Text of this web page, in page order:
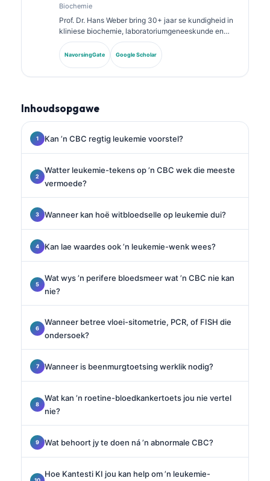
Biochemie
Prof. Dr. Hans Weber bring 30+ jaar se kundigheid in
kliniese biochemie, laboratoriumgeneeskunde en
biomarker-navorsing. Voormalige President van die
Duitse Vereniging vir Kliniese Chemie, spesialiseer hy
in diagnostiese paneelanalise, biomarker-
NavorsingGate Google Scholar
Inhoudsopgawe
Kan ’n CBC regtig leukemie voorstel?
Watter leukemie-tekens op ’n CBC wek die meeste
vermoede?
Wanneer kan hoë witbloedselle op leukemie dui?
Kan lae waardes ook ’n leukemie-wenk wees?
Wat wys ’n perifere bloedsmeer wat ’n CBC nie kan
nie?
Wanneer betree vloei-sitometrie, PCR, of FISH die
ondersoek?
Wanneer is beenmurgtoetsing werklik nodig?
Wat kan ’n roetine-bloedkankertoets jou nie vertel
nie?
Wat behoort jy te doen ná ’n abnormale CBC?
Hoe Kantesti KI jou kan help om ’n leukemie-